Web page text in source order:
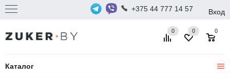
+375 44 777 14 57 Вход
Каталог
0 0
0